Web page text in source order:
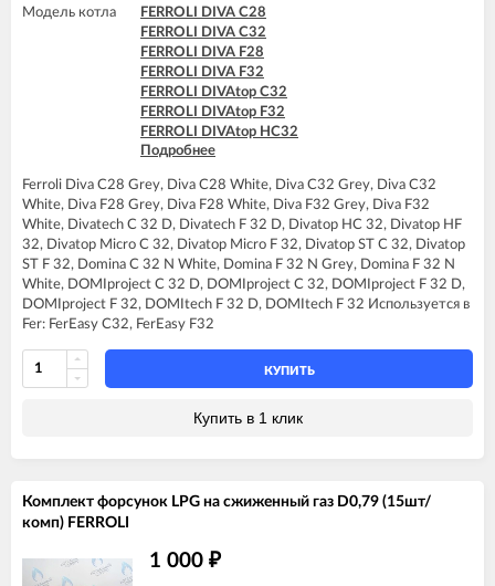
Модель котла
FERROLI DIVA C28
FERROLI DIVA C32
FERROLI DIVA F28
FERROLI DIVA F32
FERROLI DIVAtop C32
FERROLI DIVAtop F32
FERROLI DIVAtop HC32
FERROLI DIVAtop HF32
FERROLI DIVAtop micro F32
FERROLI DIVAtop ST C32
FERROLI DIVAtop ST F32
FERROLI DOMINA C32 N
FERROLI DOMINA F32 N
FERROLI DOMIproject C32
FERROLI DOMIproject C32 D
FERROLI DOMIproject F32
FERROLI DOMIproject F32 D
FERROLI DOMItech F32
Подробнее
Ferroli Diva C28 Grey, Diva C28 White, Diva C32 Grey, Diva C32
White, Diva F28 Grey, Diva F28 White, Diva F32 Grey, Diva F32
White, Divatech C 32 D, Divatech F 32 D, Divatop HC 32, Divatop HF
32, Divatop Micro C 32, Divatop Micro F 32, Divatop ST C 32, Divatop
ST F 32, Domina C 32 N White, Domina F 32 N Grey, Domina F 32 N
White, DOMIproject C 32 D, DOMIproject C 32, DOMIproject F 32 D,
DOMIproject F 32, DOMItech F 32 D, DOMItech F 32 Используется в
Fer: FerEasy C32, FerEasy F32
КУПИТЬ
Купить в 1 клик
Комплект форсунок LPG на сжиженный газ D0,79 (15шт/
комп) FERROLI
1 000 ₽